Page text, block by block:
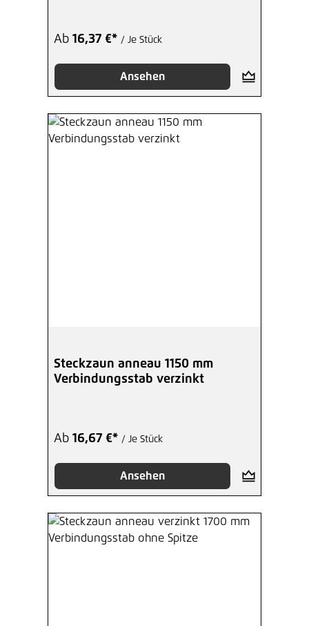
Ab 16,37 €* / Je Stück
Ansehen
Steckzaun anneau 1150 mm
Verbindungsstab verzinkt
Ab 16,67 €* / Je Stück
Ansehen